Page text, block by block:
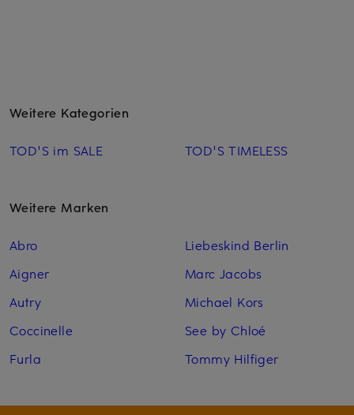
Weitere Kategorien
TOD'S im SALE TOD'S TIMELESS
Weitere Marken
Abro
Aigner
Autry
Coccinelle
Furla
Liebeskind Berlin
Marc Jacobs
Michael Kors
See by Chloé
Tommy Hilfiger